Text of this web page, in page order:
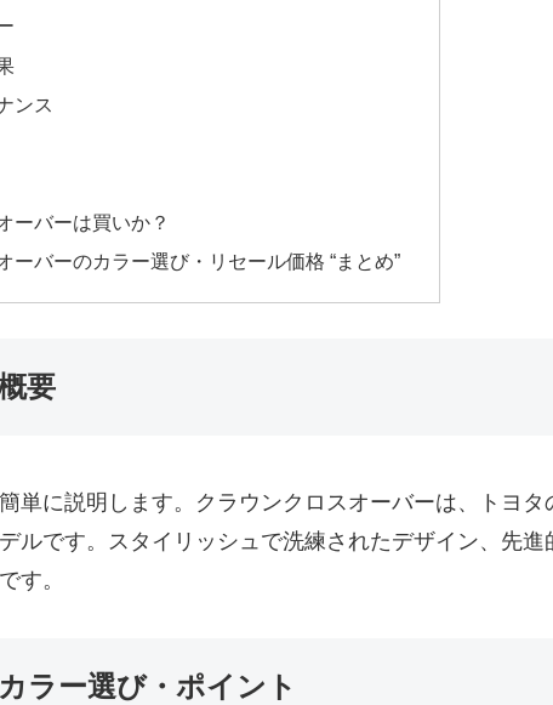
ンス
ーバーは買いか？
ーバーのカラー選び・リセール価格 “まとめ”
要
単に説明します。クラウンクロスオーバーは、トヨタ
ルです。スタイリッシュで洗練されたデザイン、先進
す。
ラー選び・ポイント